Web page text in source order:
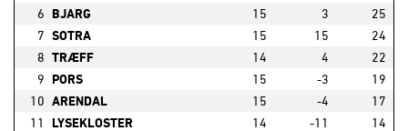
6 BJARG 15 3
25
7 SOTRA 15 15
24
8 TRÆFF 14 4
22
9 PORS 15 -3
19
10 ARENDAL 15 -4
17
11
LYSEKLOSTER 14 -11
14